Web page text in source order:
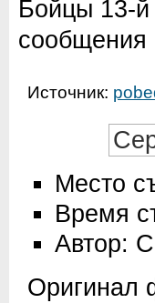
Бойцы 13-й
сообщения
Источник:
Место
Время
Автор:
Оригинал